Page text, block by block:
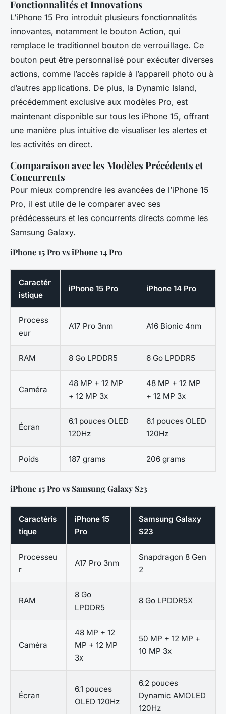
Fonctionnalités et Innovations
L’iPhone 15 Pro introduit plusieurs fonctionnalités
innovantes, notamment le bouton Action, qui
remplace le traditionnel bouton de verrouillage. Ce
bouton peut être personnalisé pour exécuter diverses
actions, comme l’accès rapide à l’appareil photo ou à
d’autres applications. De plus, la Dynamic Island,
précédemment exclusive aux modèles Pro, est
maintenant disponible sur tous les iPhone 15, offrant
une manière plus intuitive de visualiser les alertes et
les activités en direct.
Comparaison avec les Modèles Précédents et
Concurrents
Pour mieux comprendre les avancées de l’iPhone 15
Pro, il est utile de le comparer avec ses
prédécesseurs et les concurrents directs comme les
Samsung Galaxy.
iPhone 15 Pro vs iPhone 14 Pro
Caractér
istique
iPhone 15 Pro iPhone 14 Pro
Process
eur
A17 Pro 3nm A16 Bionic 4nm
RAM 8 Go LPDDR5 6 Go LPDDR5
Caméra
48 MP + 12 MP
+ 12 MP 3x
48 MP + 12 MP
+ 12 MP 3x
Écran
6.1 pouces OLED
120Hz
6.1 pouces OLED
120Hz
Poids 187 grams 206 grams
iPhone 15 Pro vs Samsung Galaxy S23
Caractéris
tique
iPhone 15
Pro
Samsung Galaxy
S23
Processeu
r
A17 Pro 3nm
Snapdragon 8 Gen
2
RAM
8 Go
LPDDR5
8 Go LPDDR5X
Caméra
48 MP + 12
MP + 12 MP
3x
50 MP + 12 MP +
10 MP 3x
Écran
6.1 pouces
OLED 120Hz
6.2 pouces
Dynamic AMOLED
120Hz